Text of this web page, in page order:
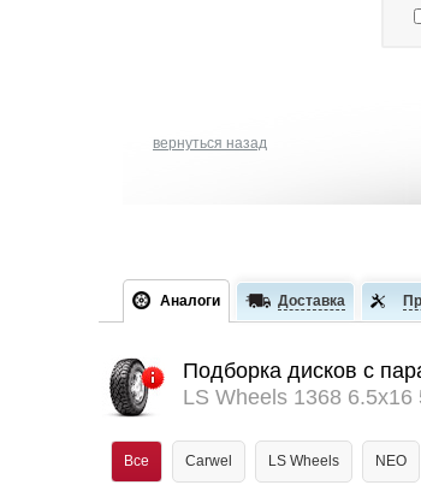
вернуться назад
Аналоги Доставка
Подборка дисков с
LS Wheels 1368 6.5x16
Все Carwel LS Wheels NEO